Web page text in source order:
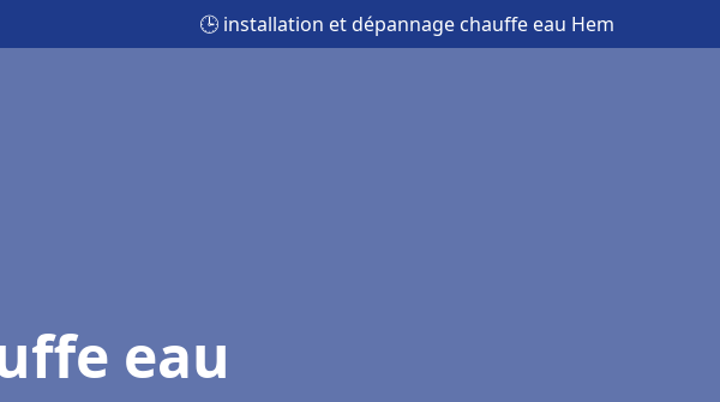
🕒 installation et dépannage chauffe eau Hem
eau